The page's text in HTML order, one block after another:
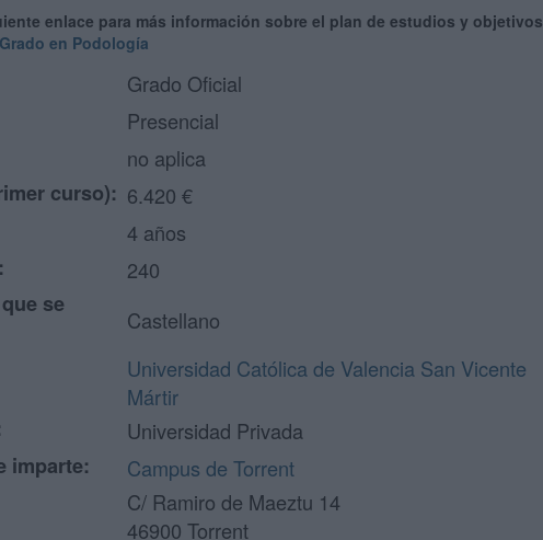
enlace para más información sobre el plan de estudios y objetivos
Grado en Podología
Grado Oficial
Presencial
no aplica
curso): 6.420 €
4 años
240
se
Castellano
Universidad Católica de Valencia San Vicente
Mártir
Universidad Privada
imparte:
Campus de Torrent
C/ Ramiro de Maeztu 14
46900 Torrent